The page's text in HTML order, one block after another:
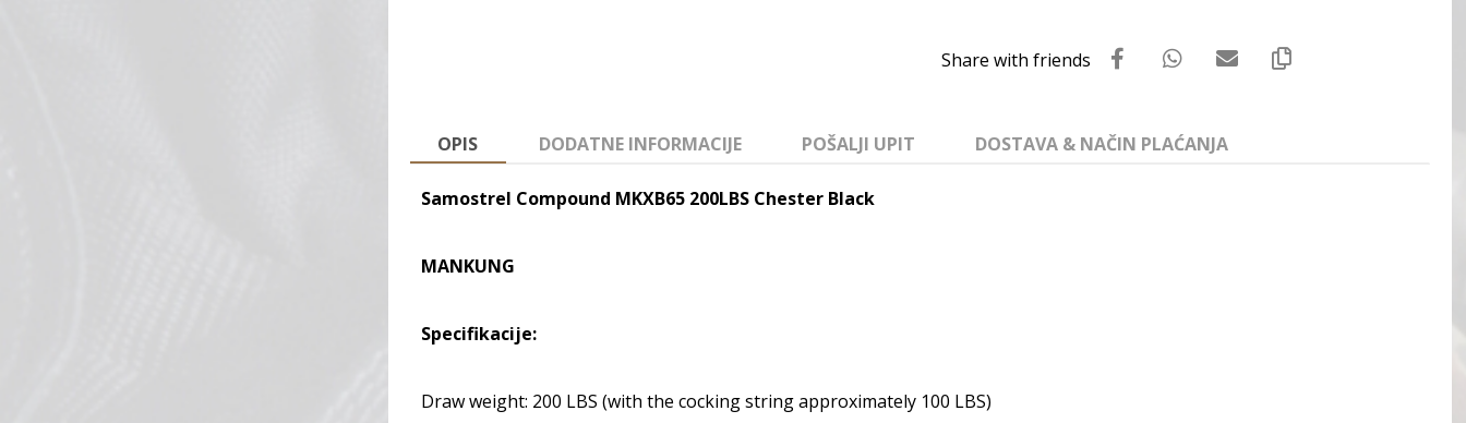
OPIS DODATNE INFORMACIJE POŠALJI UPIT DOSTAVA & NAČIN PLAĆANJA
Samostrel Compound MKXB65 200LBS Chester Black
MANKUNG
Specifikacije:
Draw weight: 200 LBS (with the cocking string approximately 100 LBS)